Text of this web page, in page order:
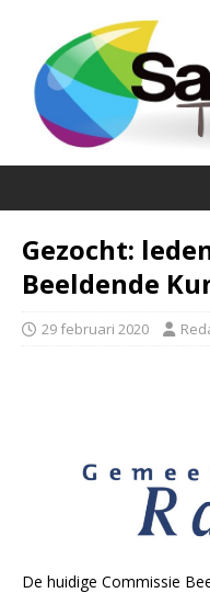
Gezocht:
Beeldende
29 februari 2020
De huidige Commissie